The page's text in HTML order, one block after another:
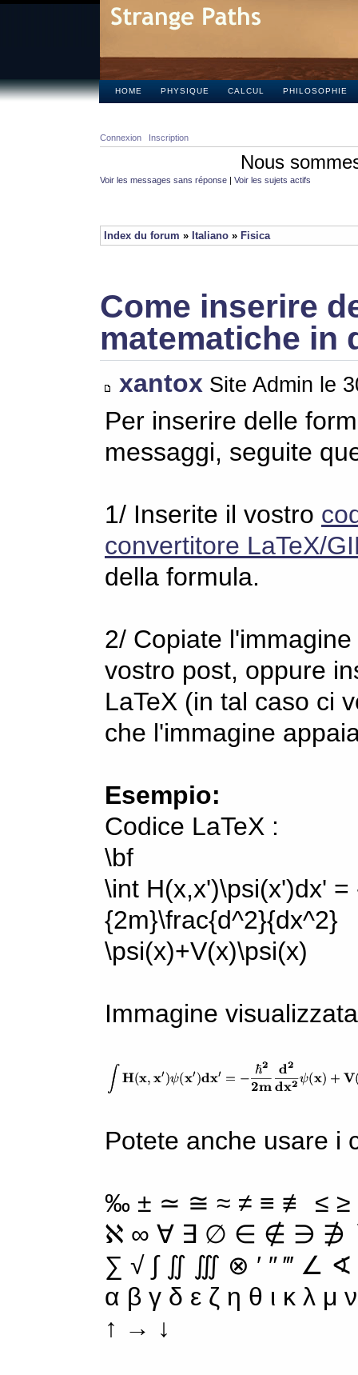
HOME PHYSIQUE CALCUL PHILOSOPHIE
Connexion Inscription
Nous
Voir les messages sans réponse | Voir les sujets actifs
Index du forum » Italiano » Fisica
Come inserire
matematiche in
xantox Site Admin le
Per inserire delle
messaggi, seguite
1/ Inserite il vostro
convertitore LaTeX/
della formula.
2/ Copiate
vostro post, oppure
LaTeX (in tal caso ci
che l'immagine
Esempio:
Codice LaTeX :
\bf
\int H(x,x')\psi(x')dx'
{2m}\frac{d^2}{dx^2}
\psi(x)+V(x)\psi(x)
Immagine
Potete anche usare i
‰ ± ≃ ≅ ≈ ≠ ≡ ≢ ≤
ℵ ∞ ∀ ∃ ∅ ∈ ∉ ∋ ∌
∑ √ ∫ ∬ ∭ ⊗ ′ ″ ‴ ∠
α β γ δ ε ζ η θ ι κ λ
↑ → ↓